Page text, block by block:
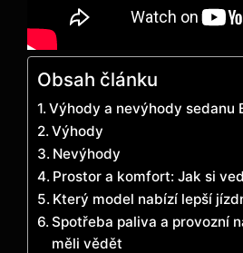
Obsah článku
Výhody a nevýhody sedanu
Výhody
Nevýhody
Prostor a komfort: Jak si
Který model nabízí lepší
Spotřeba paliva a provozní
měli vědět